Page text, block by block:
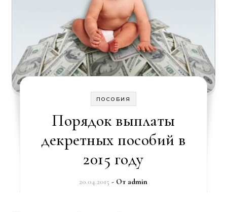
ПОСОБИЯ
Порядок выплаты
декретных пособий в
2015 году
20.04.2015 - От admin